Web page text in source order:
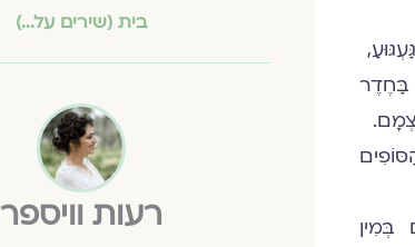
בְּמִין
בית (שירים על...)
רעות וויספר